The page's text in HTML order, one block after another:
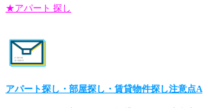
★アパート 探し
アパート探し・部屋探し・賃貸物件探し注意点A